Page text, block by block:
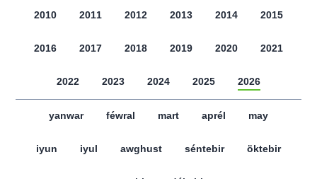
2010 2011 2012 2013 2014 2015
2016 2017 2018 2019 2020 2021
2022 2023 2024 2025 2026
yanwar féwral mart aprél may
iyun iyul awghust séntebir öktebir